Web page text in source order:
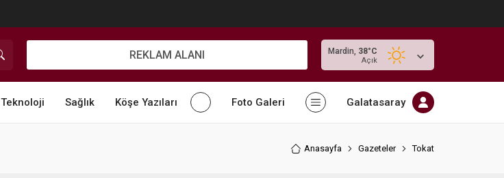
REKLAM ALANI Mardin, 38°C
Açık
Teknoloji Sağlık Köşe Yazıları Foto Galeri Galatasaray
Anasayfa Gazeteler Tokat